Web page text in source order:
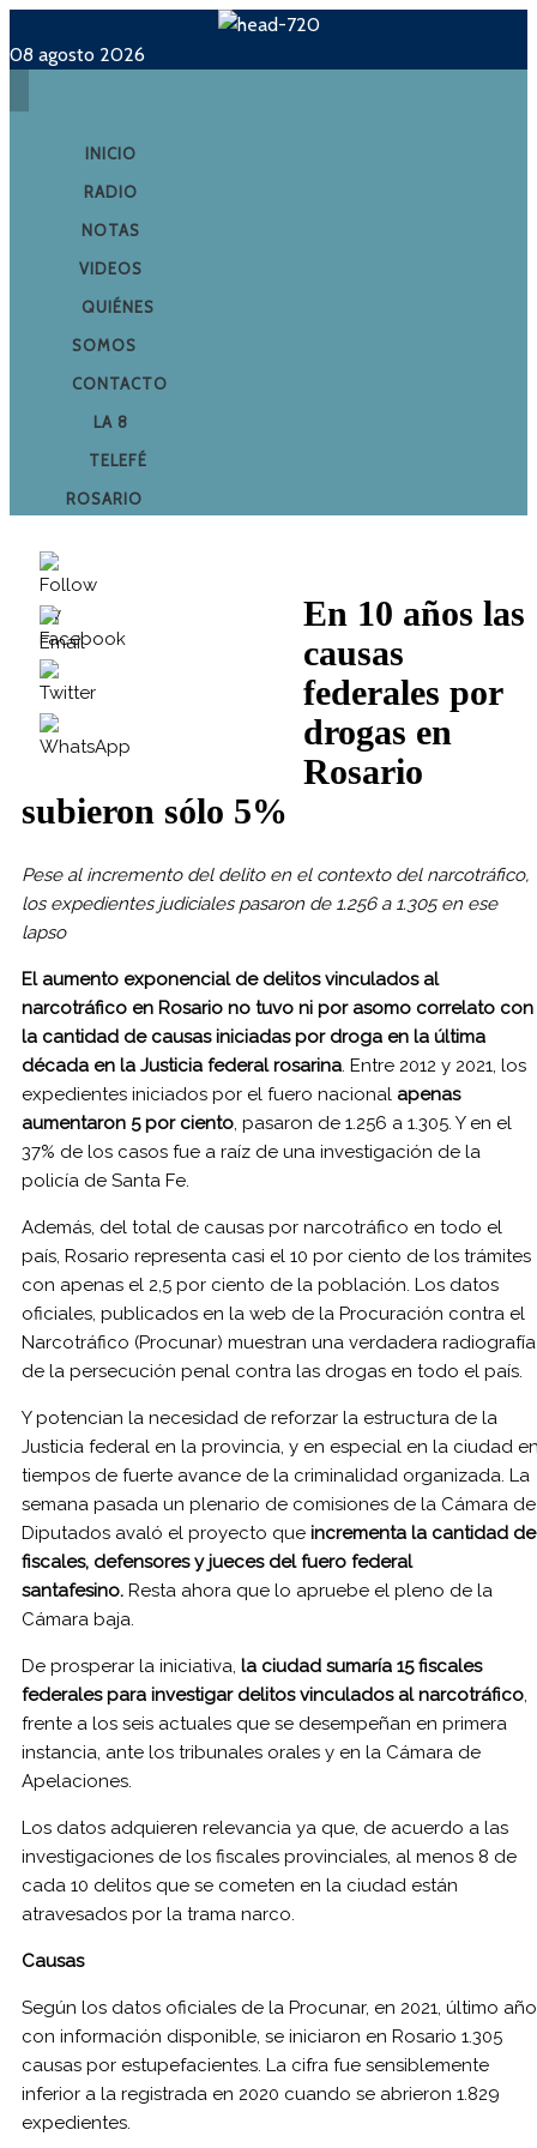
08 agosto 2026
INICIO
RADIO
NOTAS
VIDEOS
QUIÉNES
SOMOS
CONTACTO
LA 8
TELEFÉ
ROSARIO
En 10 años las
causas
federales por
drogas en
Rosario
subieron sólo 5%
Pese al incremento del delito en el contexto del narcotráfico,
los expedientes judiciales pasaron de 1.256 a 1.305 en ese
lapso
El aumento exponencial de delitos vinculados al
narcotráfico en Rosario no tuvo ni por asomo correlato con
la cantidad de causas iniciadas por droga en la última
década en la Justicia federal rosarina. Entre 2012 y 2021, los
expedientes iniciados por el fuero nacional apenas
aumentaron 5 por ciento, pasaron de 1.256 a 1.305. Y en el
37% de los casos fue a raíz de una investigación de la
policía de Santa Fe.
Además, del total de causas por narcotráfico en todo el
país, Rosario representa casi el 10 por ciento de los trámites
con apenas el 2,5 por ciento de la población. Los datos
oficiales, publicados en la web de la Procuración contra el
Narcotráfico (Procunar) muestran una verdadera radiografía
de la persecución penal contra las drogas en todo el país.
Y potencian la necesidad de reforzar la estructura de la
Justicia federal en la provincia, y en especial en la ciudad
tiempos de fuerte avance de la criminalidad organizada. La
semana pasada un plenario de comisiones de la Cámara de
Diputados avaló el proyecto que incrementa la cantidad de
fiscales, defensores y jueces del fuero federal
santafesino. Resta ahora que lo apruebe el pleno de la
Cámara baja.
De prosperar la iniciativa, la ciudad sumaría 15 fiscales
federales para investigar delitos vinculados al narcotráfico,
frente a los seis actuales que se desempeñan en primera
instancia, ante los tribunales orales y en la Cámara de
Apelaciones.
Los datos adquieren relevancia ya que, de acuerdo a las
investigaciones de los fiscales provinciales, al menos 8 de
cada 10 delitos que se cometen en la ciudad están
atravesados por la trama narco.
Causas
Según los datos oficiales de la Procunar, en 2021, último año
con información disponible, se iniciaron en Rosario 1.305
causas por estupefacientes. La cifra fue sensiblemente
inferior a la registrada en 2020 cuando se abrieron 1.829
expedientes.